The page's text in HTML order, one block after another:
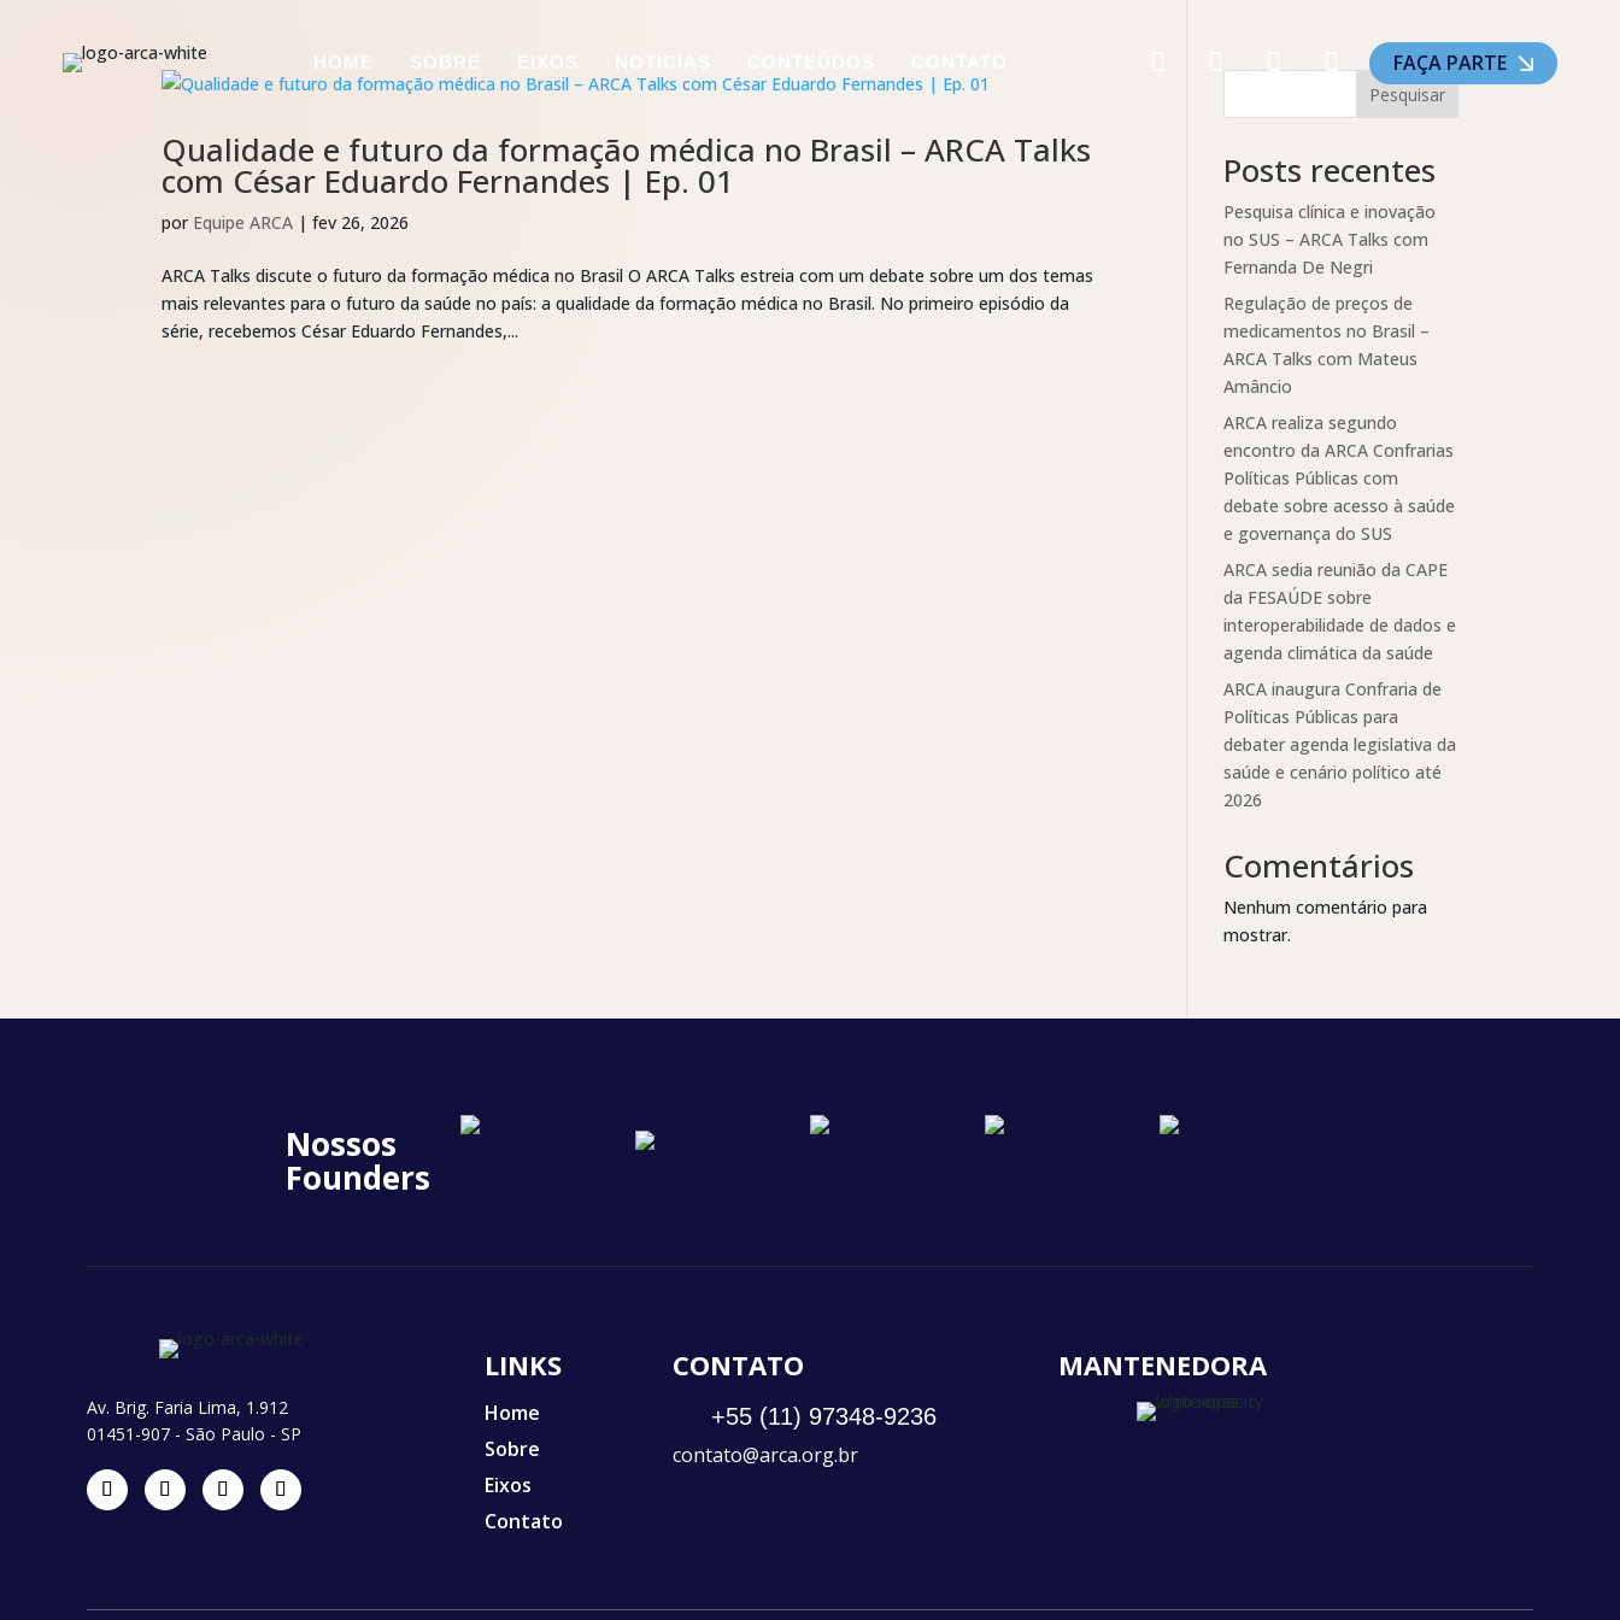
HOME SOBRE EIXOS FAÇA PARTE
Qualidade e futuro da formação médica no Brasil – ARCA Talks
com César Eduardo Fernandes | Ep. 01
por Equipe ARCA |fev 26, 2026
ARCA Talks discute o futuro da formação médica no Brasil O ARCA Talks estreia com um debate sobre um dos temas
mais relevantes para o futuro da saúde no país: a qualidade da formação médica no Brasil. No primeiro episódio da
série, recebemos César Eduardo Fernandes,...
Pesquisar
Posts recentes
Pesquisa clínica e inovação
no SUS – ARCA Talks com
Fernanda De Negri
Regulação de preços de
medicamentos no Brasil –
ARCA Talks com Mateus
Amâncio
ARCA realiza segundo
encontro da ARCA Confrarias
Políticas Públicas com
debate sobre acesso à saúde
e governança do SUS
ARCA sedia reunião da CAPE
da FESAÚDE sobre
interoperabilidade de dados e
agenda climática da saúde
ARCA inaugura Confraria de
Políticas Públicas para
debater agenda legislativa da
saúde e cenário político até
2026
Comentários
Nenhum comentário para
mostrar.
Nossos
Founders
Av. Brig. Faria Lima, 1.912
01451-907 - São Paulo - SP
LINKS
Home
Sobre
Eixos
Contato
CONTATO
+55 (11) 97348-9236
contato@arca.org.br
MANTENEDORA